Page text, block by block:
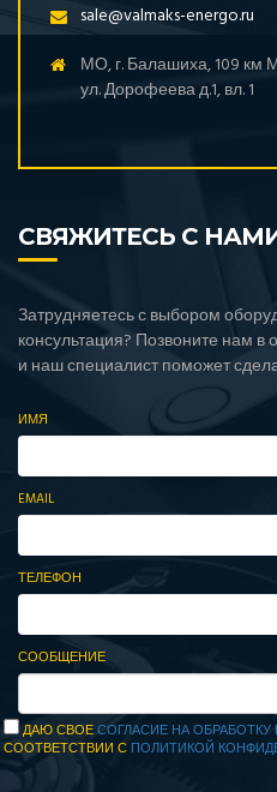
sale@valmaks-energo.ru
МО, г. Балашиха, 109 км
ул. Дорофеева д.1, вл. 1
СВЯЖИТЕСЬ С
Затрудняетесь с выбором
консультация? Позвоните нам
и наш специалист поможет
ИМЯ
EMAIL
ТЕЛЕФОН
СООБЩЕНИЕ
ДАЮ СВОЕСОГЛАСИЕ НА
СООТВЕТСТВИИ С ПОЛИТИКОЙ